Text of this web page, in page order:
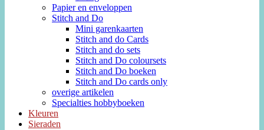
Papier en enveloppen
Stitch and Do
Mini garenkaarten
Stitch and do Cards
Stitch and do sets
Stitch and Do coloursets
Stitch and Do boeken
Stitch and Do cards only
overige artikelen
Specialties hobbyboeken
Kleuren
Sieraden